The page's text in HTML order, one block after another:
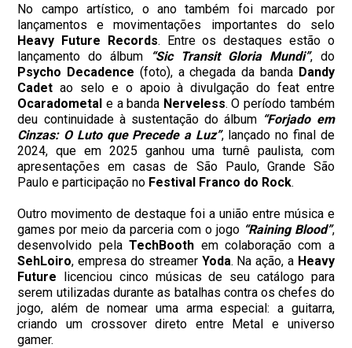
No campo artístico, o ano também foi marcado por
lançamentos e movimentações importantes do selo
Heavy Future Records. Entre os destaques estão o
lançamento do álbum
“Sic Transit Gloria Mundi”, do
Psycho Decadence (foto), a chegada da banda Dandy
Cadet ao selo e o apoio à divulgação do feat entre
Ocaradometal e a banda Nerveless. O período também
deu continuidade à sustentação do álbum “Forjado em
Cinzas: O Luto que Precede a Luz”, lançado no final de
2024, que em 2025 ganhou uma turnê paulista, com
apresentações em casas de São Paulo, Grande São
Paulo e participação no Festival Franco do Rock.
Outro movimento de destaque foi a união entre música e
games por meio da parceria com o jogo “Raining Blood”,
desenvolvido pelaTechBooth em colaboração com a
SehLoiro, empresa do streamer Yoda. Na ação, a Heavy
Future licenciou cinco músicas de seu catálogo para
serem utilizadas durante as batalhas contra os chefes do
jogo, além de nomear uma arma especial: a guitarra,
criando um crossover direto entre Metal e universo
gamer.